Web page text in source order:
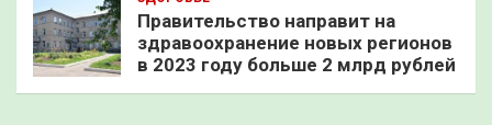
Правительство направит на
здравоохранение новых регионов
в 2023 году больше 2 млрд рублей